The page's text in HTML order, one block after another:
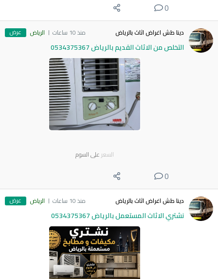
0
دينا طش اغراض اثاث بالرياض منذ 10 ساعات الرياض عرض
التخلص من الاثاث القديم بالرياض 0534375367
السعر على السوم
0
دينا طش اغراض اثاث بالرياض منذ 10 ساعات الرياض عرض
نشتري الاثاث المستعمل بالرياض 0534375367